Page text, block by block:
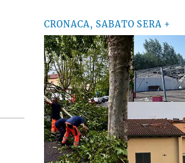
CRONACA, SABATO SERA +